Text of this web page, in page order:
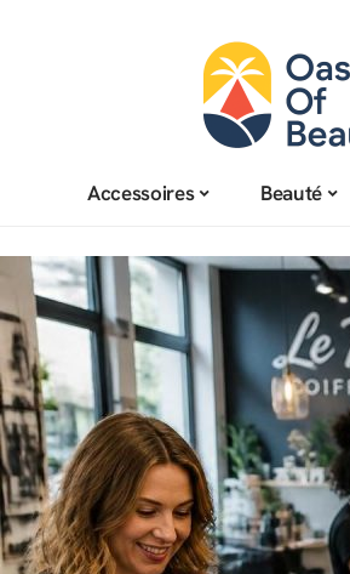
Accessoires Beauté